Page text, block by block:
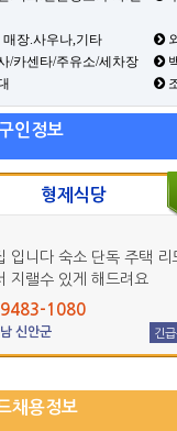
장.사우나,기타
/카센타/주유소/세차장
인정보
형제식당
입니다 숙소 단독 주택 리
지랠수 있게 해드려요
1080
신안군 긴
채용정보